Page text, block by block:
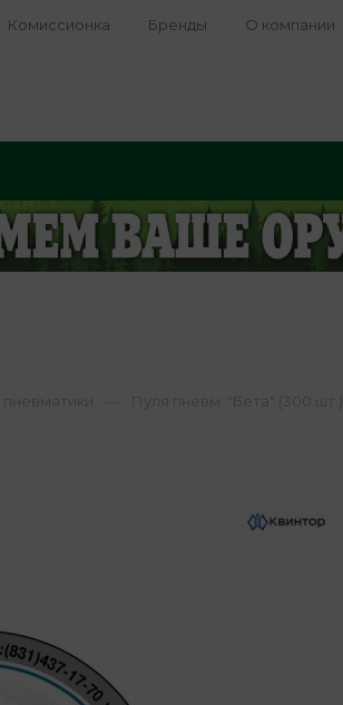
Комиссионка Бренды О компании